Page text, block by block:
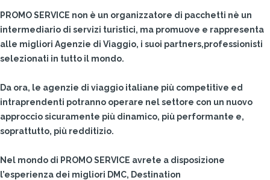
PROMO SERVICE non è un organizzatore di pacchetti nè un
intermediario di servizi turistici, ma promuove e rappresenta
alle migliori Agenzie di Viaggio, i suoi partners,professionisti
selezionati in tutto il mondo.
Da ora, le agenzie di viaggio italiane più competitive ed
intraprendenti potranno operare nel settore con un nuovo
approccio sicuramente più dinamico, più performante e,
soprattutto, più redditizio.
Nel mondo di PROMO SERVICE avrete a disposizione
l’esperienza dei migliori DMC, Destination